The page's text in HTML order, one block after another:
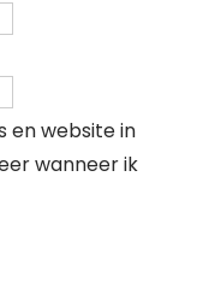
en website in
wanneer ik